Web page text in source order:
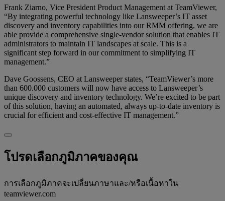
Frank Ziarno, Vice President Product Management at TeamViewer,
“By integrating powerful technology like Lansweeper’s IT asset
discovery and inventory capabilities into our RMM offering, we are
able provide a comprehensive single-vendor solution that enables IT
administrators to maintain IT landscapes at scale. This is a
significant step forward in our commitment to simplifying IT
management.”
Dave Goossens, CEO at Lansweeper states, “TeamViewer’s more
than 600.000 customers will now have access to Lansweeper’s
unique discovery and inventory technology. We’re excited to be part
of this solution, having an automated, always up-to-date inventory is
crucial for efficient and cost-effective IT management.”
โปรดเลือกภูมิภาคของคุณ
การเลือกภูมิภาคจะเปลี่ยนภาษาและ/หรือเนื้อหาใน
teamviewer.com